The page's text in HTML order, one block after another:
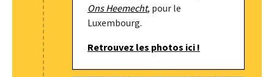
Ons Heemecht, pour le
Luxembourg.
Retrouvez les photos ici !